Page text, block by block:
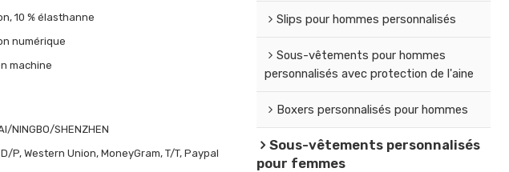
10 % élasthanne
numérique
machine
NINGBO/SHENZHEN
P, Western Union, MoneyGram, T/T, Paypal
Slips pour hommes personnalisés
Sous-vêtements pour hommes
personnalisés avec protection de l'aine
Boxers personnalisés pour hommes
Sous-vêtements personnalisés
pour femmes